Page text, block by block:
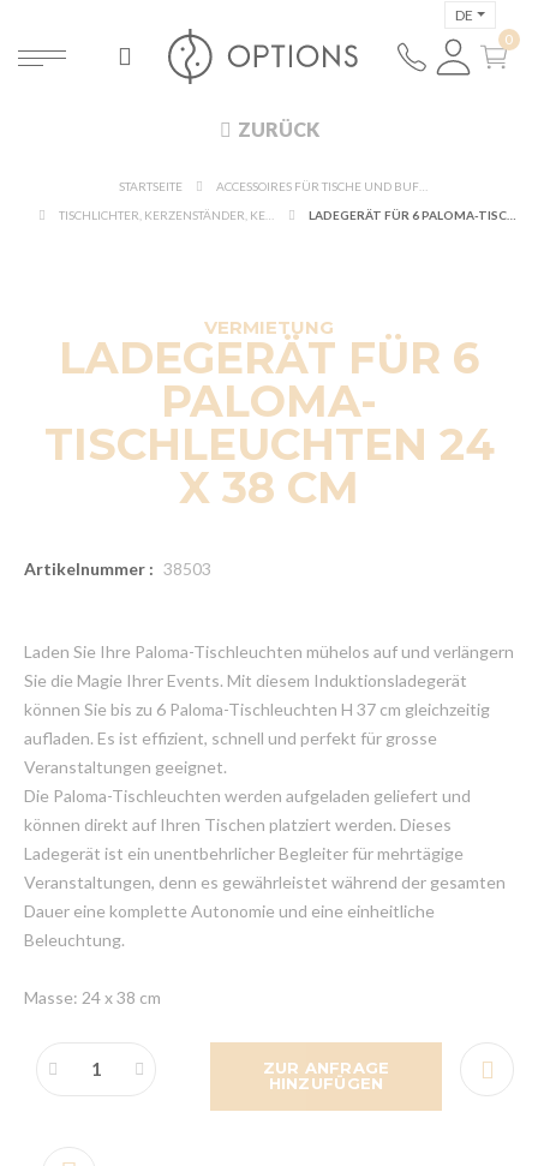
DE
ZURÜCK
STARTSEITE
ACCESSOIRES FÜR TISCHE UND BUFFETS
VERMIETUNG
LADEGERÄT FÜR 6
PALOMA-
TISCHLEUCHTEN 24
X 38 CM
Artikelnummer : 38503
Laden Sie Ihre Paloma-Tischleuchten mühelos auf und verlängern
Sie die Magie Ihrer Events. Mit diesem Induktionsladegerät
können Sie bis zu 6 Paloma-Tischleuchten H 37 cm gleichzeitig
aufladen. Es ist effizient, schnell und perfekt für grosse
Veranstaltungen geeignet.
Die Paloma-Tischleuchten werden aufgeladen geliefert und
können direkt auf Ihren Tischen platziert werden. Dieses
Ladegerät ist ein unentbehrlicher Begleiter für mehrtägige
Veranstaltungen, denn es gewährleistet während der gesamten
Dauer eine komplette Autonomie und eine einheitliche
Beleuchtung.
Masse: 24 x 38 cm
ZUR ANFRAGE
HINZUFÜGEN